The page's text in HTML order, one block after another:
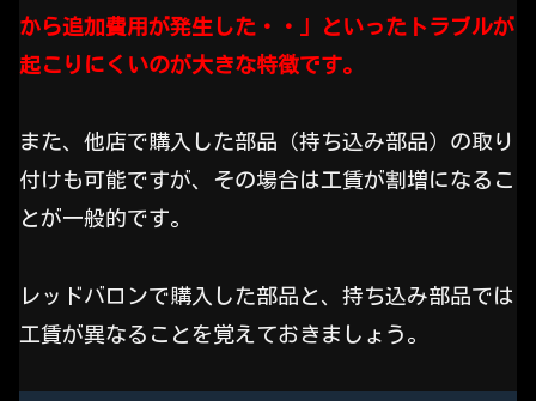
から追加費用が発生した・・」といったトラブルが
起こりにくいのが大きな特徴です。
また、他店で購入した部品（持ち込み部品）の取り
付けも可能ですが、その場合は工賃が割増になるこ
とが一般的です。
レッドバロンで購入した部品と、持ち込み部品では
工賃が異なることを覚えておきましょう。